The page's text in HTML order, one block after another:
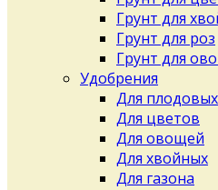
Грунт для
Грунт для роз
Грунт для
Удобрения
Для
Для цветов
Для овощей
Для хвойных
Для газона